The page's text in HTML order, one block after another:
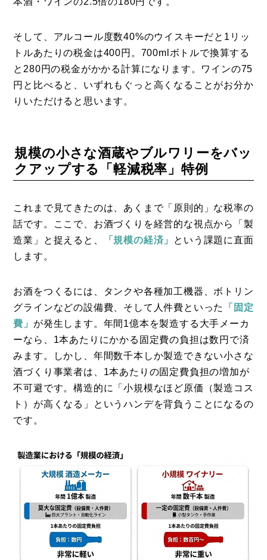
そして、アルコール度数40%のウイスキーだと1リッ
トルあたりの税金は400円。700mlボトルで換算する
と280円の税金がかかる計算になります。ワインの75
円と比べると、いずれもぐっと高くなることがお分か
りいただけると思います。
規模の小さな酒蔵やブルワリーをバッ
クアップする「軽減税率」特例
これまで見てきたのは、あくまで「原則的」な税率の
話です。ここで、お酒づくりを経営的な視点から「製
造業」と捉えると、
「規模の経済」
という課題に直面
します。
お酒をつくるには、タンクや各種加工機器、ボトリン
グラインなどの設備費、そして人件費といった
「固定
費」 が発生します。年間1億本を製造する大手メーカ
ーなら、1本あたりにかかる固定費の負担は数円で済
みます。しかし、年間数千本しか製造できない小さな
酒づくり事業者は、1本あたりの固定費負担の増加が
不可避です。構造的に「小規模なほど原価（製造コス
ト）が高くなる」というハンデを背負うことになるの
です。